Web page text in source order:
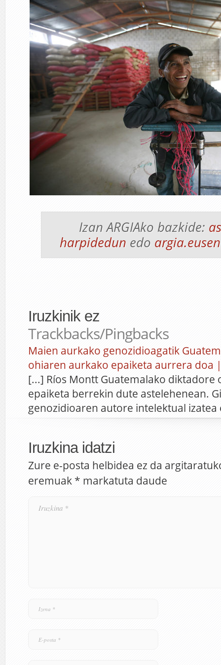
Izan ARGIAko bazkide:
harpidedun edo
Iruzkinik ez
Trackbacks/Pingbacks
Maien aurkako genozidioagatik
ohiaren aurkako epaiketa aurrera doa
[...] Ríos Montt Guatemalako diktadore
epaiketa berrekin dute astelehenean.
genozidioaren autore intelektual izatea
Iruzkina idatzi
Zure e-posta helbidea ez da
eremuak * markatuta daude